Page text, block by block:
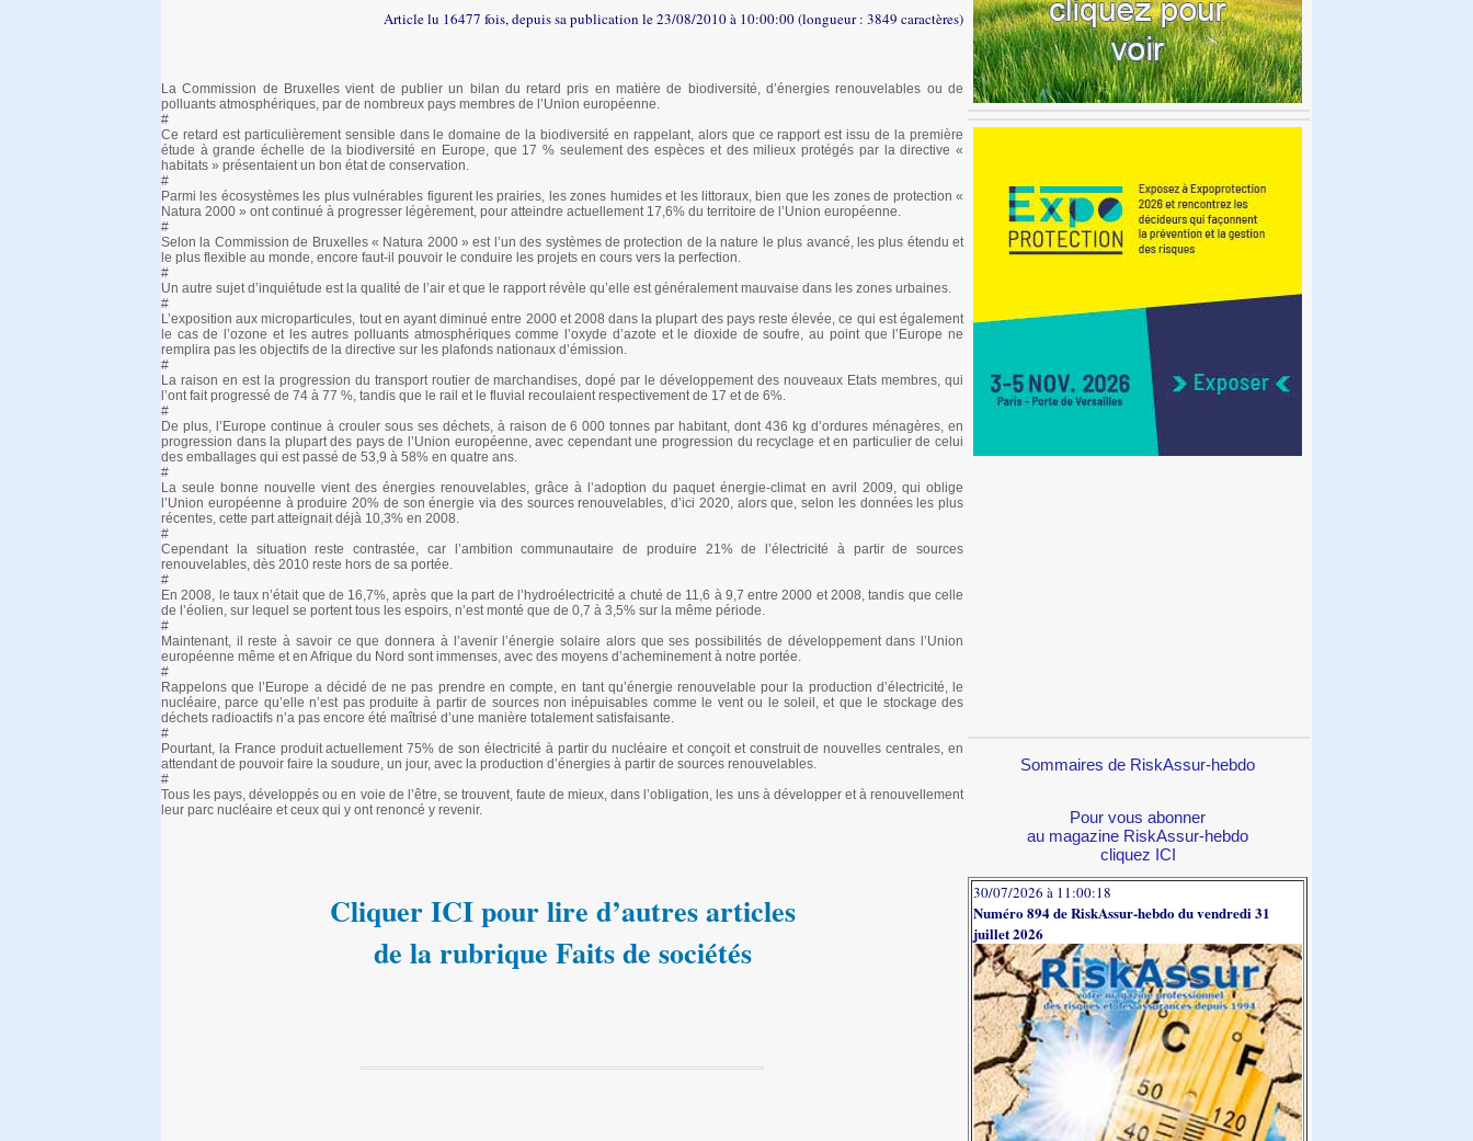
Article lu 16477 fois, depuis sa publication le 23/08/2010 à 10:00:00 (longueur : 3849 caractères)
La Commission de Bruxelles vient de publier un bilan du retard pris en matière de biodiversité, d’énergies renouvelables ou de
polluants atmosphériques, par de nombreux pays membres de l’Union européenne.
#
Ce retard est particulièrement sensible dans le domaine de la biodiversité en rappelant, alors que ce rapport est issu de la première
étude à grande échelle de la biodiversité en Europe, que 17 % seulement des espèces et des milieux protégés par la directive «
habitats » présentaient un bon état de conservation.
#
Parmi les écosystèmes les plus vulnérables figurent les prairies, les zones humides et les littoraux, bien que les zones de protection «
Natura 2000 » ont continué à progresser légèrement, pour atteindre actuellement 17,6% du territoire de l’Union européenne.
#
Selon la Commission de Bruxelles « Natura 2000 » est l’un des systèmes de protection de la nature le plus avancé, les plus étendu et
le plus flexible au monde, encore faut-il pouvoir le conduire les projets en cours vers la perfection.
#
Un autre sujet d’inquiétude est la qualité de l’air et que le rapport révèle qu’elle est généralement mauvaise dans les zones urbaines.
#
L’exposition aux microparticules, tout en ayant diminué entre 2000 et 2008 dans la plupart des pays reste élevée, ce qui est également
le cas de l’ozone et les autres polluants atmosphériques comme l’oxyde d’azote et le dioxide de soufre, au point que l’Europe ne
remplira pas les objectifs de la directive sur les plafonds nationaux d’émission.
#
La raison en est la progression du transport routier de marchandises, dopé par le développement des nouveaux Etats membres, qui
l’ont fait progressé de 74 à 77 %, tandis que le rail et le fluvial recoulaient respectivement de 17 et de 6%.
#
De plus, l’Europe continue à crouler sous ses déchets, à raison de 6 000 tonnes par habitant, dont 436 kg d’ordures ménagères, en
progression dans la plupart des pays de l’Union européenne, avec cependant une progression du recyclage et en particulier de celui
des emballages qui est passé de 53,9 à 58% en quatre ans.
#
La seule bonne nouvelle vient des énergies renouvelables, grâce à l’adoption du paquet énergie-climat en avril 2009, qui oblige
l’Union européenne à produire 20% de son énergie via des sources renouvelables, d’ici 2020, alors que, selon les données les plus
récentes, cette part atteignait déjà 10,3% en 2008.
#
Cependant la situation reste contrastée, car l’ambition communautaire de produire 21% de l’électricité à partir de sources
renouvelables, dès 2010 reste hors de sa portée.
#
En 2008, le taux n’était que de 16,7%, après que la part de l’hydroélectricité a chuté de 11,6 à 9,7 entre 2000 et 2008, tandis que celle
de l’éolien, sur lequel se portent tous les espoirs, n’est monté que de 0,7 à 3,5% sur la même période.
#
Maintenant, il reste à savoir ce que donnera à l’avenir l’énergie solaire alors que ses possibilités de développement dans l’Union
européenne même et en Afrique du Nord sont immenses, avec des moyens d’acheminement à notre portée.
#
Rappelons que l’Europe a décidé de ne pas prendre en compte, en tant qu’énergie renouvelable pour la production d’électricité, le
nucléaire, parce qu’elle n’est pas produite à partir de sources non inépuisables comme le vent ou le soleil, et que le stockage des
déchets radioactifs n’a pas encore été maîtrisé d’une manière totalement satisfaisante.
#
Pourtant, la France produit actuellement 75% de son électricité à partir du nucléaire et conçoit et construit de nouvelles centrales, en
attendant de pouvoir faire la soudure, un jour, avec la production d’énergies à partir de sources renouvelables.
#
Tous les pays, développés ou en voie de l’être, se trouvent, faute de mieux, dans l’obligation, les uns à développer et à renouvellement
leur parc nucléaire et ceux qui y ont renoncé y revenir.
Cliquer ICI pour lire d’autres articles
de la rubrique Faits de sociétés
Sommaires de RiskAssur-hebdo
Pour vous abonner
au magazine RiskAssur-hebdo
cliquez ICI
30/07/2026 à 11:00:18
Numéro 894 de RiskAssur-hebdo du vendredi 31
juillet 2026